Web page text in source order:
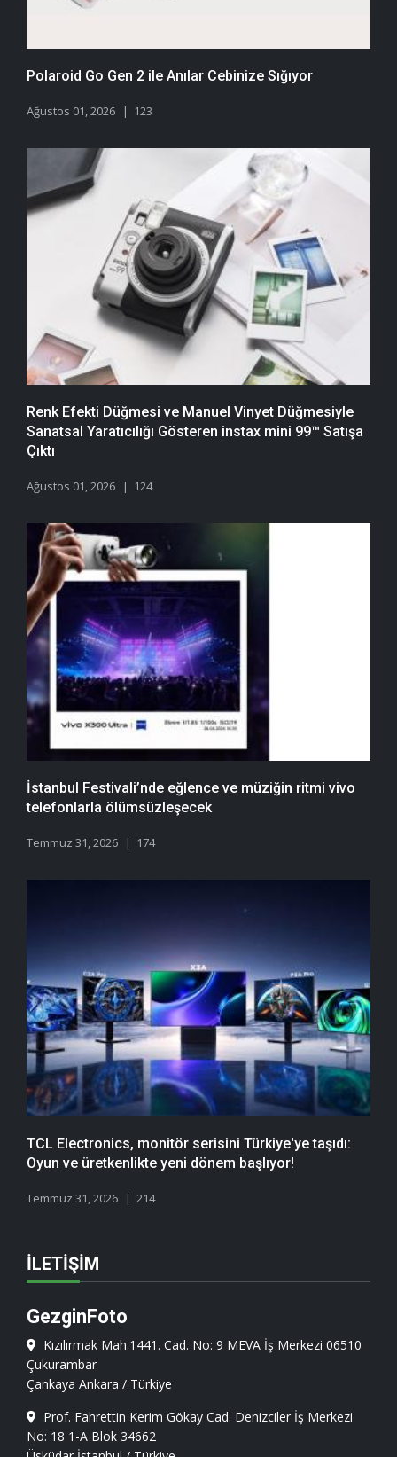
Polaroid Go Gen 2 ile Anılar Cebinize Sığıyor
Ağustos 01, 2026 123
Renk Efekti Düğmesi ve Manuel Vinyet Düğmesiyle
Sanatsal Yaratıcılığı Gösteren instax mini 99™ Satışa
Çıktı
Ağustos 01, 2026 124
İstanbul Festivali’nde eğlence ve müziğin ritmi vivo
telefonlarla ölümsüzleşecek
Temmuz 31, 2026 174
TCL Electronics, monitör serisini Türkiye'ye taşıdı:
Oyun ve üretkenlikte yeni dönem başlıyor!
Temmuz 31, 2026 214
İLETIŞIM
GezginFoto
Kızılırmak Mah.1441. Cad. No: 9 MEVA İş Merkezi 06510
Çukurambar
Çankaya Ankara / Türkiye
Prof. Fahrettin Kerim Gökay Cad. Denizciler İş Merkezi
No: 18 1-A Blok 34662